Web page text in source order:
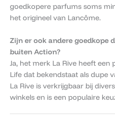
goedkopere parfums soms
het origineel van Lancôme.
Zijn er ook andere goedkope
buiten Action?
Ja, het merk La Rive heeft
Life dat bekendstaat als dupe
La Rive is verkrijgbaar bij
winkels en is een populaire